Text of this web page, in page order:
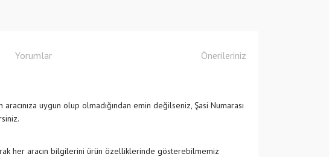
Yorumlar Önerileriniz
aracınıza uygun olup olmadığından emin değilseniz, Şasi Numarası
her aracın bilgilerini ürün özelliklerinde gösterebilmemiz